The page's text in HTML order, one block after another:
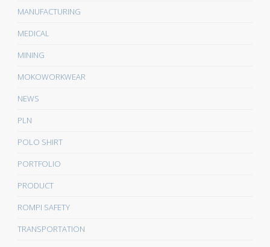
MANUFACTURING
MEDICAL
MINING
MOKOWORKWEAR
NEWS
PLN
POLO SHIRT
PORTFOLIO
PRODUCT
ROMPI SAFETY
TRANSPORTATION